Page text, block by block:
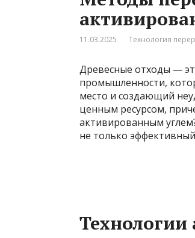
11.03.2025 Технология
Древесные отходы —
промышленности,
место и создающий
ценным ресурсом,
активированным
не только